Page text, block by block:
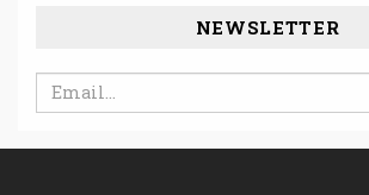
NEWSLETTER